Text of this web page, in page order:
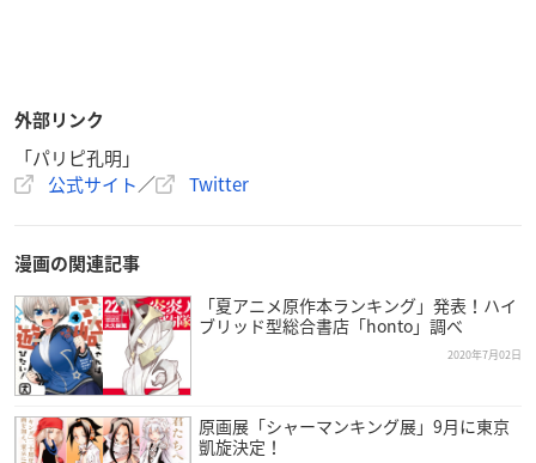
外部リンク
「パリピ孔明」
公式サイト／ Twitter
漫画の関連記事
「夏アニメ原作本ランキング」発表！ハイ
ブリッド型総合書店「honto」調べ
2020年7月02日
原画展「シャーマンキング展」9月に東京
凱旋決定！